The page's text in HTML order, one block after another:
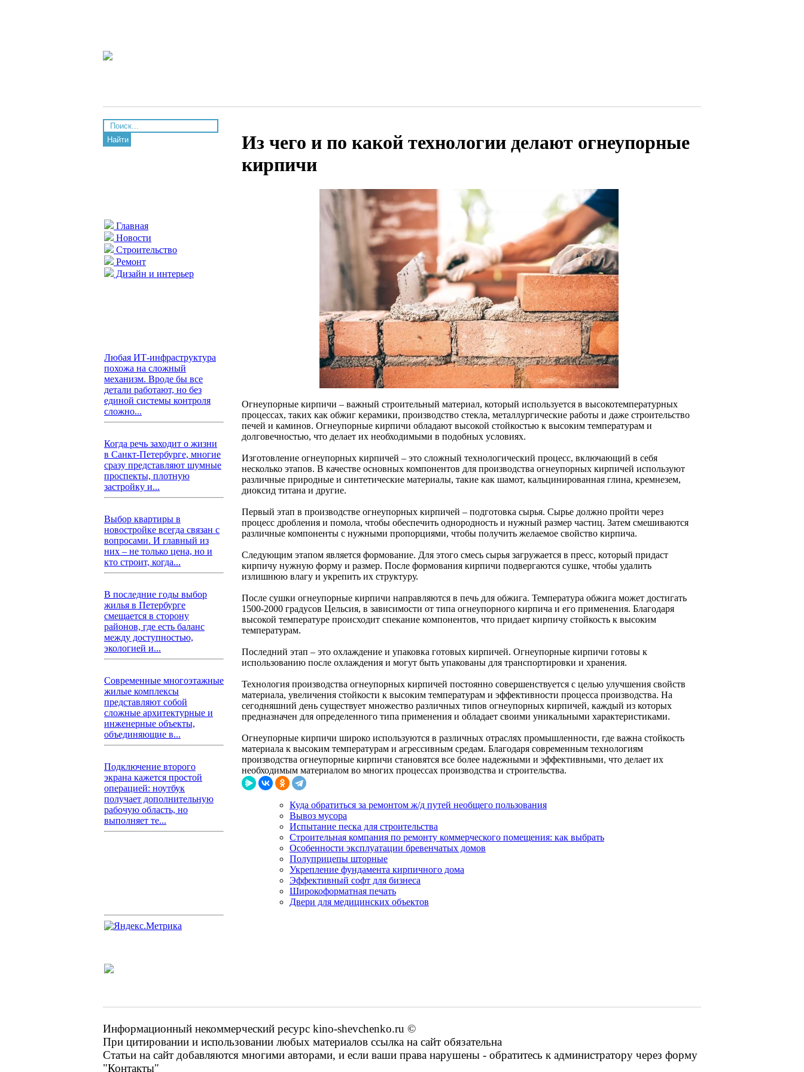
Найти
Главная
Новости
Строительство
Ремонт
Дизайн и интерьер
Любая ИТ-инфраструктура
похожа на сложный
механизм. Вроде бы все
детали работают, но без
единой системы контроля
сложно...
Когда речь заходит о жизни
в Санкт-Петербурге, многие
сразу представляют шумные
проспекты, плотную
застройку и...
Выбор квартиры в
новостройке всегда связан с
вопросами. И главный из
них – не только цена, но и
кто строит, когда...
В последние годы выбор
жилья в Петербурге
смещается в сторону
районов, где есть баланс
между доступностью,
экологией и...
Современные многоэтажные
жилые комплексы
представляют собой
сложные архитектурные и
инженерные объекты,
объединяющие в...
Подключение второго
экрана кажется простой
операцией: ноутбук
получает дополнительную
рабочую область, но
выполняет те...
Из чего и по какой технологии делают огнеупорные
кирпичи
Огнеупорные кирпичи – важный строительный материал, который используется в высокотемпературных
процессах, таких как обжиг керамики, производство стекла, металлургические работы и даже строительство
печей и каминов. Огнеупорные кирпичи обладают высокой стойкостью к высоким температурам и
долговечностью, что делает их необходимыми в подобных условиях.
Изготовление огнеупорных кирпичей – это сложный технологический процесс, включающий в себя
несколько этапов. В качестве основных компонентов для производства огнеупорных кирпичей используют
различные природные и синтетические материалы, такие как шамот, кальцинированная глина, кремнезем,
диоксид титана и другие.
Первый этап в производстве огнеупорных кирпичей – подготовка сырья. Сырье должно пройти через
процесс дробления и помола, чтобы обеспечить однородность и нужный размер частиц. Затем смешиваются
различные компоненты с нужными пропорциями, чтобы получить желаемое свойство кирпича.
Следующим этапом является формование. Для этого смесь сырья загружается в пресс, который придаст
кирпичу нужную форму и размер. После формования кирпичи подвергаются сушке, чтобы удалить
излишнюю влагу и укрепить их структуру.
После сушки огнеупорные кирпичи направляются в печь для обжига. Температура обжига может достигать
1500-2000 градусов Цельсия, в зависимости от типа огнеупорного кирпича и его применения. Благодаря
высокой температуре происходит спекание компонентов, что придает кирпичу стойкость к высоким
температурам.
Последний этап – это охлаждение и упаковка готовых кирпичей. Огнеупорные кирпичи готовы к
использованию после охлаждения и могут быть упакованы для транспортировки и хранения.
Технология производства огнеупорных кирпичей постоянно совершенствуется с целью улучшения свойств
материала, увеличения стойкости к высоким температурам и эффективности процесса производства. На
сегодняшний день существует множество различных типов огнеупорных кирпичей, каждый из которых
предназначен для определенного типа применения и обладает своими уникальными характеристиками.
Огнеупорные кирпичи широко используются в различных отраслях промышленности, где важна стойкость
материала к высоким температурам и агрессивным средам. Благодаря современным технологиям
производства огнеупорные кирпичи становятся все более надежными и эффективными, что делает их
необходимым материалом во многих процессах производства и строительства.
Куда обратиться за ремонтом ж/д путей необщего пользования
Вывоз мусора
Испытание песка для строительства
Строительная компания по ремонту коммерческого помещения: как выбрать
Особенности эксплуатации бревенчатых домов
Полуприцепы шторные
Укрепление фундамента кирпичного дома
Эффективный софт для бизнеса
Широкоформатная печать
Двери для медицинских объектов
Информационный некоммерческий ресурс kino-shevchenko.ru ©
При цитировании и использовании любых материалов ссылка на сайт обязательна
Статьи на сайт добавляются многими авторами, и если ваши права нарушены - обратитесь к администратору через форму
"Контакты"